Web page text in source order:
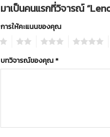
มาเป็นคนแรกที่วิจารณ์
การให้คะแนนของคุณ
บทวิจารณ์ของคุณ*